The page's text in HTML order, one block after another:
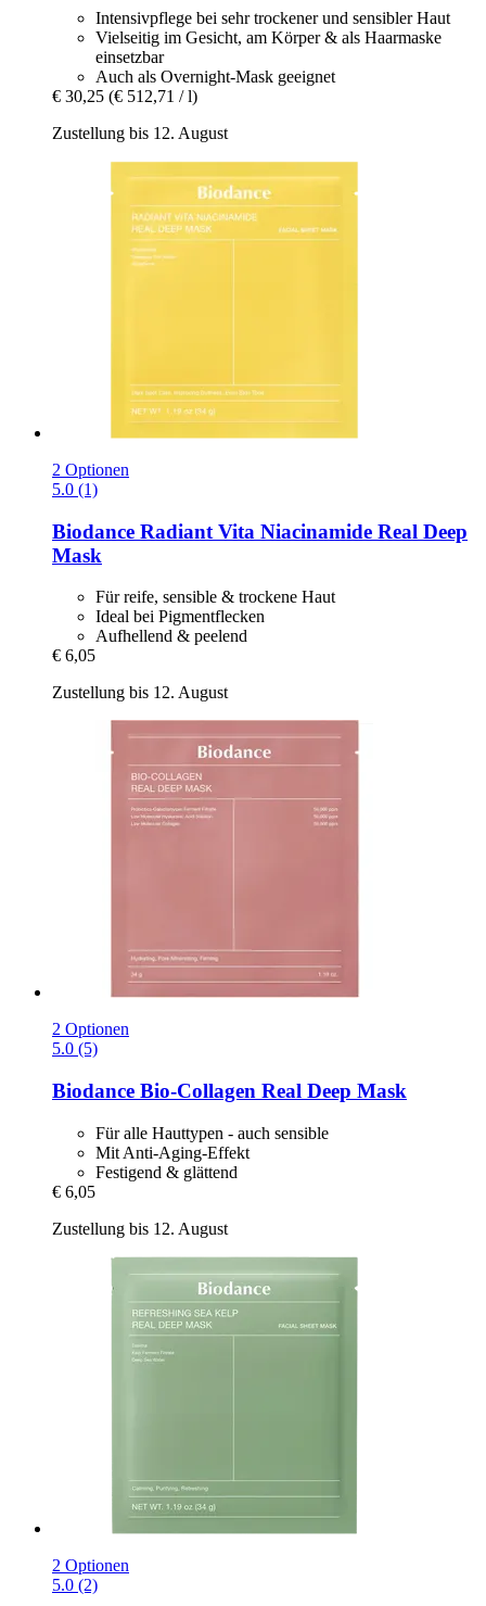
Intensivpflege bei sehr trockener und sensibler Haut
Vielseitig im Gesicht, am Körper & als Haarmaske
einsetzbar
Auch als Overnight-Mask geeignet
€ 30,25 (€ 512,71 / l)
Zustellung bis 12. August
2 Optionen
5.0 (1)
Biodance Radiant Vita Niacinamide Real Deep
Mask
Für reife, sensible & trockene Haut
Ideal bei Pigmentflecken
Aufhellend & peelend
€ 6,05
Zustellung bis 12. August
2 Optionen
5.0 (5)
Biodance Bio-​Collagen Real Deep Mask
Für alle Hauttypen - auch sensible
Mit Anti-Aging-Effekt
Festigend & glättend
€ 6,05
Zustellung bis 12. August
2 Optionen
5.0 (2)